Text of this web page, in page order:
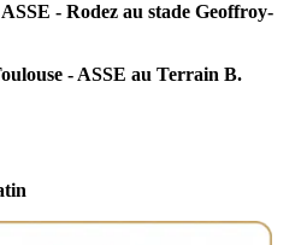
- Rodez au stade Geoffroy-
- ASSE au Terrain B.